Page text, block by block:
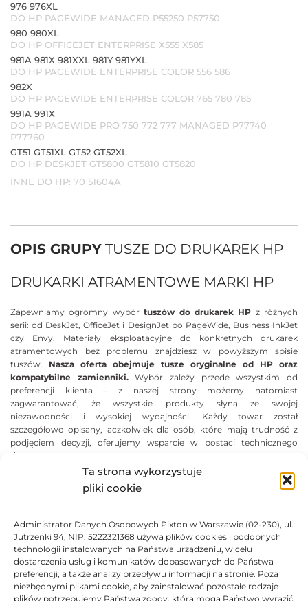
Ta strona wykorzystuje
pliki cookie
Administrator Danych Osobowych Pixton w Warszawie (02-230), ul.
Jutrzenki 94, NIP: 5222321368 używa plików cookies i podobnych
technologii instalowanych na Państwa urządzeniu, w celu
dostarczenia usług i komunikatów dopasowanych do Państwa
preferencji, a także analizy przepływu informacji na stronie. Poza
niezbędnymi plikami cookie, aby zainstalować pozostałe rodzaje
plików potrzebujemy Państwa zgody, którą mogą Państwo wyrazić
976 976XL
DO HP PAGEWIDE MANAGED P55250 P57750
980 980XL
DO HP OFFICEJET ENTERPRISE X555 X585
981A 981X 981XXL 981Y 981YXL
DO HP PAGEWIDE ENTERPRISE COLOR 556 586
982X
DO HP PAGEWIDE ENTERPRISE COLOR 765 780 785
991A 991X
DO HP PAGEWIDE PRO 750 772 777 MANAGED P77740
P77760
GT51 GT51XL GT52 GT52XL
DO HP DESKJET GT5800 GT5810 GT5820
INNE DO HP: 70 51604A
OPIS GRUPY TUSZE DO DRUKAREK HP
DRUKARKI ATRAMENTOWE MARKI HP
Zapewniamy ogromny wybórtuszów do drukarek HP z różnych
serii: od DeskJet, OfficeJet i DesignJet po PageWide, Business InkJet
czy Envy. Materiały eksploatacyjne do konkretnych drukarek
atramentowych bez problemu znajdziesz w powyższym spisie
tuszów. Nasza oferta obejmuje tusze oryginalne od HP oraz
kompatybilne zamienniki.Wybór zależy przede wszystkim od
preferencji klienta – z naszej strony możemy natomiast
zagwarantować, że wszystkie produkty słyną ze swojej
niezawodności i wysokiej wydajności. Każdy towar został
szczegółowo opisany, aczkolwiek dla osób, które mają trudność z
podjęciem decyzji, oferujemy wsparcie w postaci technicznego
doradztwa.
MODELE ATRAMENTOWYCH DRUKAREK
W zależności od tego, jaki model drukarki posiadasz, wybór tuszu
będzie inny. Warto wyszczególnić najpopularniejsze serie drukarek
HP. Do użytku domowego najczęściej spotykane są HP DeskJet
oraz HP DeskJet Ink Advantage.
Drukarki z tych serii cechują się
tym, że są niewielkie, łatwe w obsłudze i doskonale sprawdzają się do
codziennych zadań. Dla większości modeli z HP DeskJet Ink